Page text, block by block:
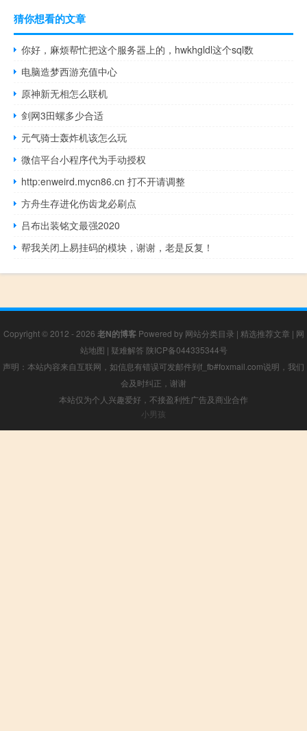
猜你想看的文章
你好，麻烦帮忙把这个服务器上的，hwkhgldl这个sql数
电脑造梦西游充值中心
原神新无相怎么联机
剑网3田螺多少合适
元气骑士轰炸机该怎么玩
微信平台小程序代为手动授权
http:enweird.mycn86.cn 打不开请调整
方舟生存进化伤齿龙必刷点
吕布出装铭文最强2020
帮我关闭上易挂码的模块，谢谢，老是反复！
Copyright © 2012 - 2026 老N的博客Powered by 网站分类目录 | 精选推荐文章 | 网
站地图 | 疑难解答 陕ICP备044335344号
声明：本站内容来自互联网，如信息有错误可发邮件到f_fb#foxmail.com说明，我们
会及时纠正，谢谢
本站仅为个人兴趣爱好，不接盈利性广告及商业合作
小男孩